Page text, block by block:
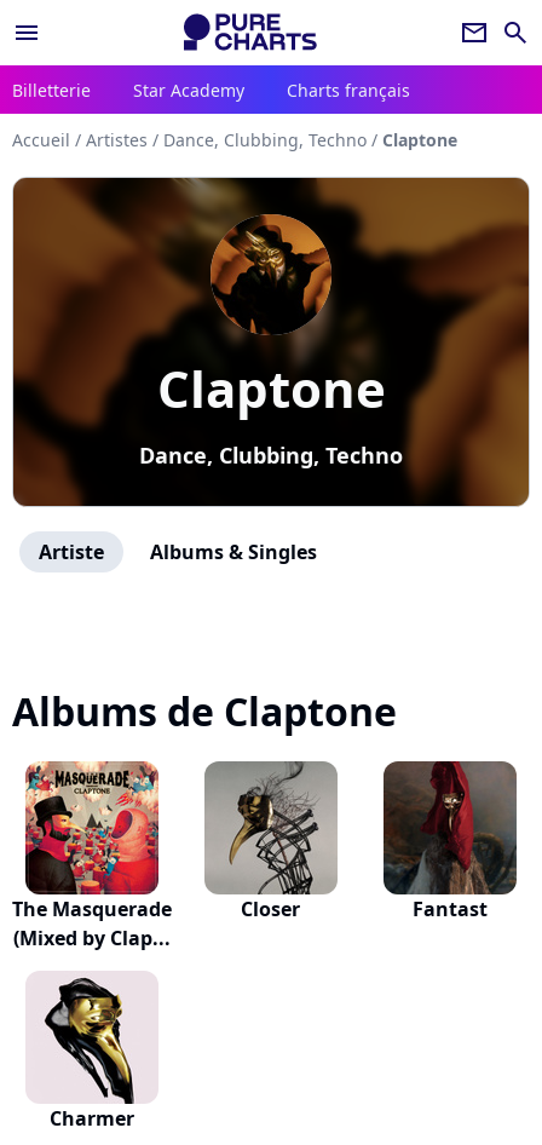
menu newsletter search
Billetterie Star Academy Charts français
Accueil / Artistes / Dance, Clubbing, Techno / Claptone
Claptone
Dance, Clubbing, Techno
Artiste Albums & Singles
Albums de Claptone
The Masquerade
(Mixed by Clap...
Closer Fantast
Charmer